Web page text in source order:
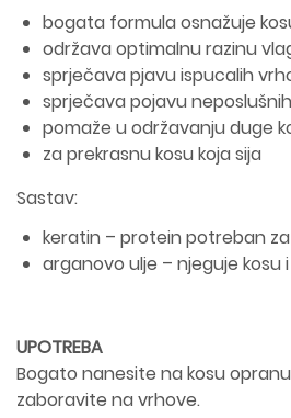
bogata formula osnažuje
održava optimalnu razinu
sprječava pjavu ispucalih
sprječava pojavu
pomaže u održavanju duge
za prekrasnu kosu koja sija
Sastav:
keratin – protein potreban
arganovo ulje – njeguje kosu
UPOTREBA
Bogato nanesite na kosu
zaboravite na vrhove.